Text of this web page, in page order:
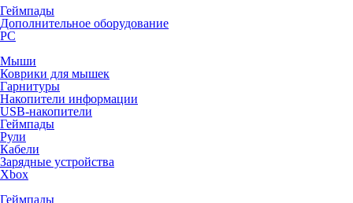
Геймпады
Дополнительное оборудование
PC
Мыши
Коврики для мышек
Гарнитуры
Накопители информации
USB-накопители
Геймпады
Рули
Кабели
Зарядные устройства
Xbox
Геймпады